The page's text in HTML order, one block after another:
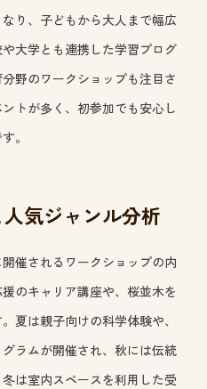
り、子どもから大人まで幅広
大学とも連携した学習プログ
野のワークショップも注目さ
トが多く、初参加でも安心し
。
気ジャンル分析
催されるワークショップの内
のキャリア講座や、桜並木を
夏は親子向けの科学体験や、
ラムが開催され、秋には伝統
は室内スペースを利用した受